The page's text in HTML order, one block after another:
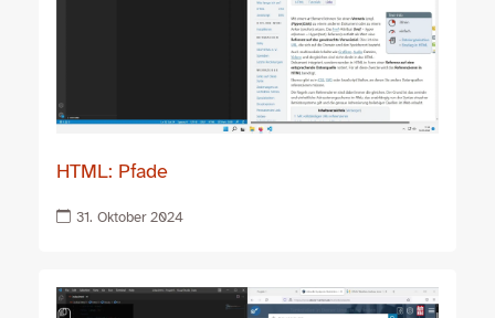
HTML: Pfade
31. Oktober 2024